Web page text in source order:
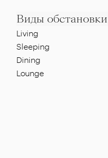
Виды обстановки
Living
Sleeping
Dining
Lounge